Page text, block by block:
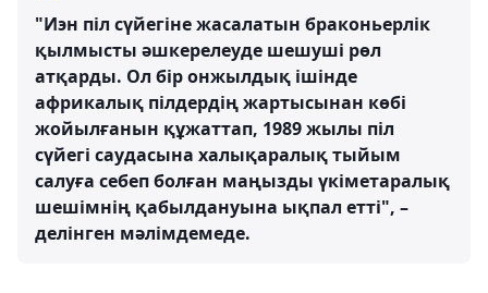
"Иэн піл сүйегіне жасалатын браконьерлік
қылмысты әшкерелеуде шешуші рөл
атқарды. Ол бір онжылдық ішінде
африкалық пілдердің жартысынан көбі
жойылғанын құжаттап, 1989 жылы піл
сүйегі саудасына халықаралық тыйым
салуға себеп болған маңызды үкіметаралық
шешімнің қабылдануына ықпал етті", –
делінген мәлімдемеде.